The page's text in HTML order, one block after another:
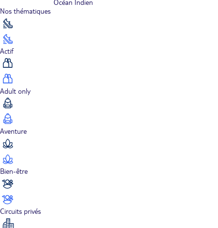
Océan Indien
Nos thématiques
Actif
Adult only
Aventure
Bien-être
Circuits privés